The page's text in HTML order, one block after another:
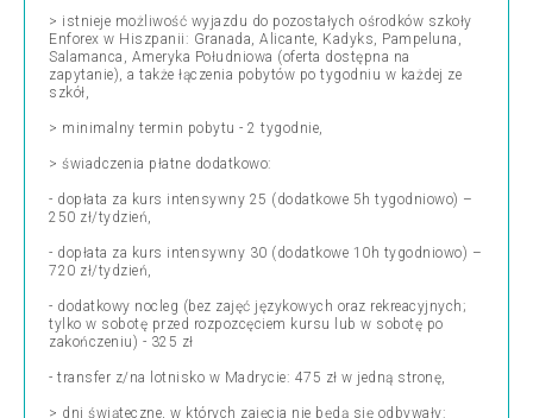
> istnieje możliwość wyjazdu do pozostałych ośrodków szkoły
Enforex w Hiszpanii: Granada, Alicante, Kadyks, Pampeluna,
Salamanca, Ameryka Południowa (oferta dostępna na
zapytanie), a także łączenia pobytów po tygodniu w każdej ze
szkół,
> minimalny termin pobytu - 2 tygodnie,
> świadczenia płatne dodatkowo:
- dopłata za kurs intensywny 25 (dodatkowe 5h tygodniowo) –
250 zł/tydzień,
- dopłata za kurs intensywny 30 (dodatkowe 10h tygodniowo) –
720 zł/tydzień,
- dodatkowy nocleg (bez zajęć językowych oraz rekreacyjnych;
tylko w sobotę przed rozpozcęciem kursu lub w sobotę po
zakończeniu) - 325 zł
- transfer z/na lotnisko w Madrycie: 475 zł w jedną stronę,
> dni świąteczne, w których zajęcia nie będą się odbywały: